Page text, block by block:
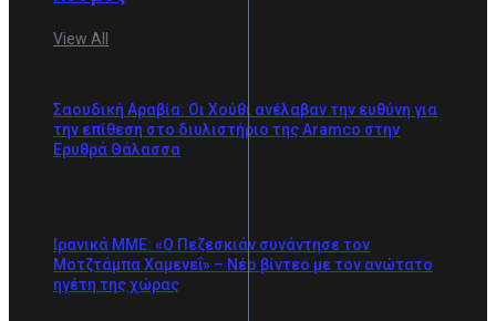
View All
Σαουδική Αραβία: Οι Χούθι ανέλαβαν την ευθύνη για
την επίθεση στο διυλιστήριο της Aramco στην
Ερυθρά Θάλασσα
Ιρανικά ΜΜΕ: «Ο Πεζεσκιάν συνάντησε τον
Μοτζτάμπα Χαμενεΐ» – Νέο βίντεο με τον ανώτατο
ηγέτη της χώρας